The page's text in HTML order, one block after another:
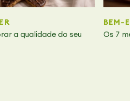
a qualidade do seu
Os 7
BEM-